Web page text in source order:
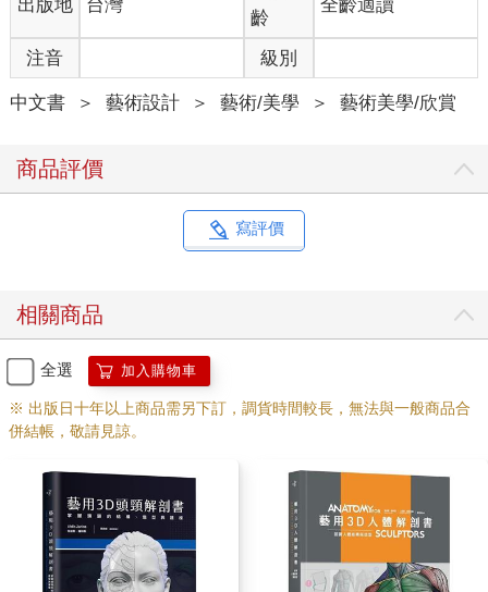
出版地 台灣
齡
全齡適讀
注音 級別
中文書 ＞ 藝術設計 ＞ 藝術/美學 ＞ 藝術美學/欣賞
商品評價
寫評價
相關商品
全選 加入購物車
※ 出版日十年以上商品需另下訂，調貨時間較長，無法與一般商品合
併結帳，敬請見諒。